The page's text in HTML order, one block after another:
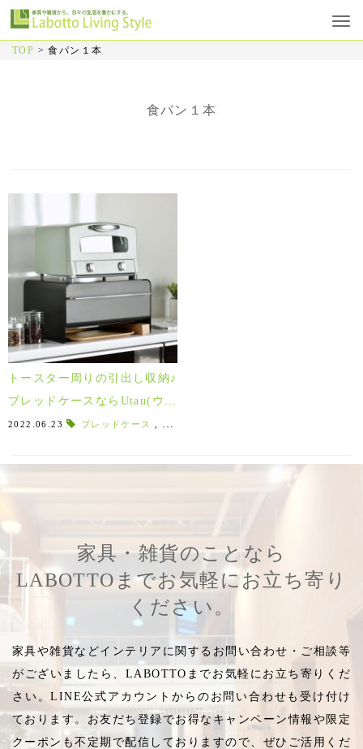
TOP >食パン１本
食パン１本
トースター周りの引出し収納♪
ブレッドケースならUtau(ウタ
ウ)がおすすめ！！
2022.06.23 ブレッドケース
家具・雑貨のことなら
LABOTTOまでお気軽にお立ち寄り
ください。
家具や雑貨などインテリアに関するお問い合わせ・ご相談等
がございましたら、LABOTTOまでお気軽にお立ち寄りくだ
さい。LINE公式アカウントからのお問い合わせも受け付け
ております。お友だち登録でお得なキャンペーン情報や限定
クーポンも不定期で配信しておりますので、ぜひご活用くだ